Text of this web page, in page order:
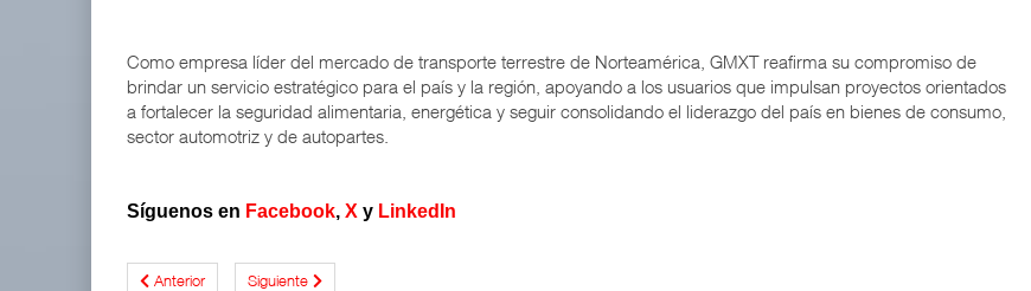
Como empresa líder del mercado de transporte terrestre de Norteamérica, GMXT reafirma su compromiso de
brindar un servicio estratégico para el país y la región, apoyando a los usuarios que impulsan proyectos orientados
a fortalecer la seguridad alimentaria, energética y seguir consolidando el liderazgo del país en bienes de consumo,
sector automotriz y de autopartes.
Síguenos en Facebook, X y LinkedIn
Anterior Siguiente